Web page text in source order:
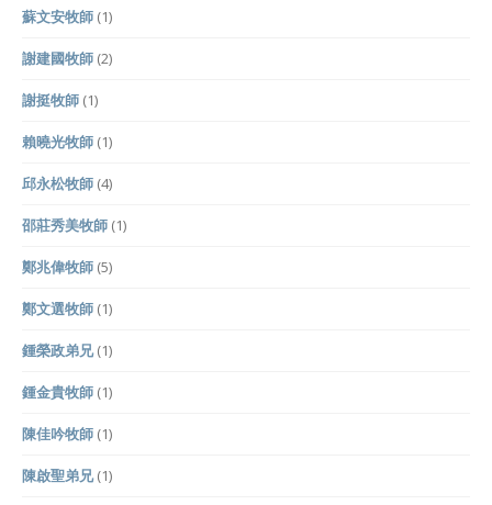
蘇文安牧師 (1)
謝建國牧師 (2)
謝挺牧師 (1)
賴曉光牧師 (1)
邱永松牧師 (4)
邵莊秀美牧師 (1)
鄭兆偉牧師 (5)
鄭文選牧師 (1)
鍾榮政弟兄(1)
鍾金貴牧師 (1)
陳佳吟牧師 (1)
陳啟聖弟兄(1)